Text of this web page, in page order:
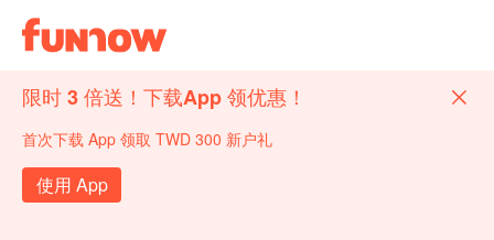
限时 3 倍送！下载App 领优惠！
首次下载 App 领取 TWD 300 新户礼
使用 App